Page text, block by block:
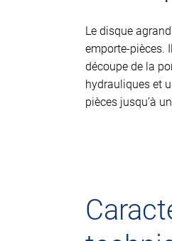
Le disque
emporte-pièces.
découpe de la
hydrauliques et
pièces jusqu’à